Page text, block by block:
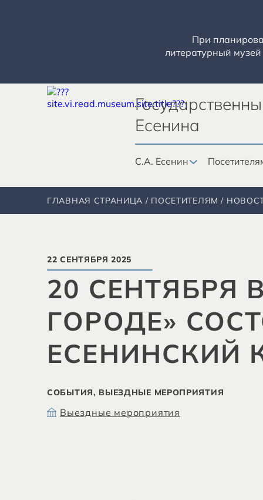
При
литературный
Есенина
С.А. Есенин
ГЛАВНАЯ СТРАНИЦА ПОСЕТИТЕЛЯМ
22 СЕНТЯБРЯ 2025
20 СЕНТЯБРЯ
ГОРОДЕ»
ЕСЕНИНСКИЙ
СОБЫТИЯ, ВЫЕЗДНЫЕ МЕРОПРИЯТИЯ
Выездные мероприятия